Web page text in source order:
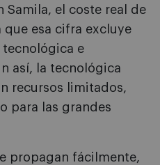
Samila, el coste real de
que esa cifra excluye
e
así, la tecnológica
recursos limitados,
para las grandes
propagan fácilmente,